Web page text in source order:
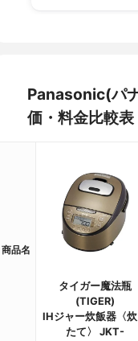
Panasonic(パ
価・料金比較表
商品名
タイガー魔法瓶
(TIGER)
IHジャー炊飯器〈炊
たて〉 JKT-